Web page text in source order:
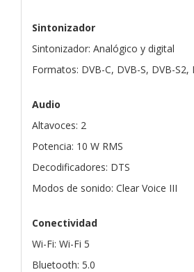
Sintonizador
Sintonizador: Analógico y digital
Formatos: DVB-C, DVB-S, DVB-S2,
Audio
Altavoces: 2
Potencia: 10 W RMS
Decodificadores: DTS
Modos de sonido: Clear Voice III
Conectividad
Wi-Fi: Wi-Fi 5
Bluetooth: 5.0